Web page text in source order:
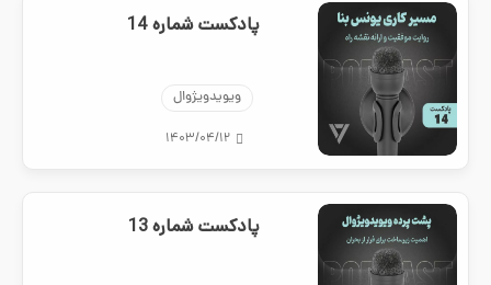
پادکست شماره 14
ویویدویژوال
۱۴۰۳/۰۴/۱۲
پادکست شماره 13